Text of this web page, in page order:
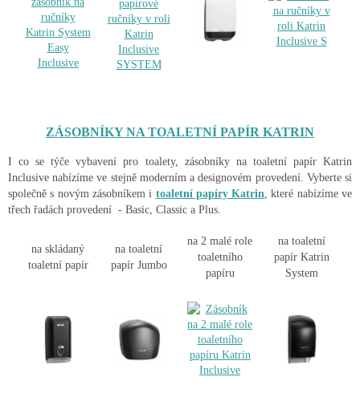
ZÁSOBNÍKY NA TOALETNÍ PAPÍR KATRIN
I co se týče vybavení pro toalety, zásobníky na toaletní papír Katrin
Inclusive nabízíme ve stejně moderním a designovém provedení. Vyberte si
společně s novým zásobníkem i toaletní papíry Katrin , které nabízíme ve
třech řadách provedení - Basic, Classic a Plus.
na skládaný
toaletní papír
na toaletní
papír Jumbo
na 2 malé role
toaletního
papíru
na toaletní
papír Katrin
System